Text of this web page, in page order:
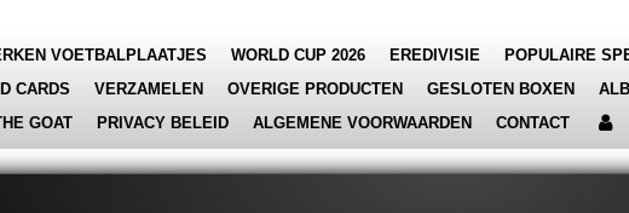
VOETBALPLAATJES WORLD CUP 2026 EREDIVISIE POPULAIRE
CARDS
VERZAMELEN OVERIGE PRODUCTEN GESLOTEN BOXEN
GOAT
PRIVACY BELEID ALGEMENE VOORWAARDEN CONTACT